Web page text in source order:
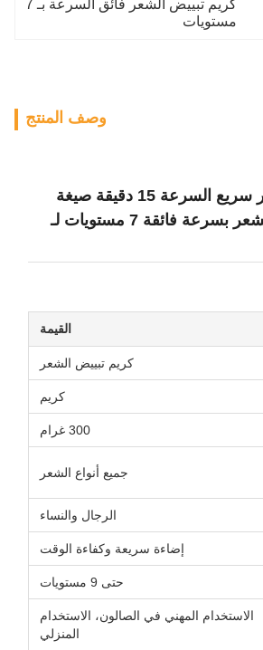
كريم تبييض الشعر فائق السرعة بـ 7
مستويات
وصف المنتج
كريم تبييض الشعر سريع السرعة 15 دقيقة صيغة
تسطيع تسطيح الشعر بسرعة فائقة 7 مستويات لـ
القيمة
كريم تبييض الشعر
كريم
300 غرام
جميع أنواع الشعر
الرجال والنساء
إضاءة سريعة وكفاءة الوقت
حتى 9 مستويات
الاستخدام المهني في الصالون، الاستخدام
المنزلي